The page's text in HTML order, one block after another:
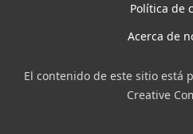
Política de
Acerca de
El contenido de este sitio está
Creative